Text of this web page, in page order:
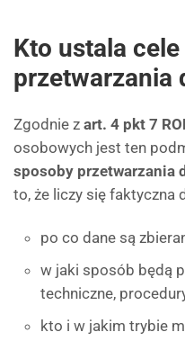
Kto ustala
przetwarzania
Zgodnie z art. 4 pkt 7
osobowych jest ten
sposoby przetwarzania
to, że liczy się faktyczna
po co dane są
w jaki sposób będą
techniczne,
kto i w jakim trybie